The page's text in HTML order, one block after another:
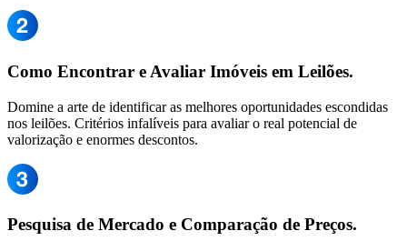
Como Encontrar e Avaliar Imóveis em Leilões.
Domine a arte de identificar as melhores oportunidades escondidas
nos leilões. Critérios infalíveis para avaliar o real potencial de
valorização e enormes descontos.
Pesquisa de Mercado e Comparação de Preços.